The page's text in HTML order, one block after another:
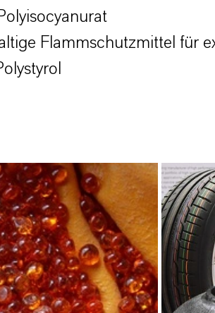
Flammschutzmittel für